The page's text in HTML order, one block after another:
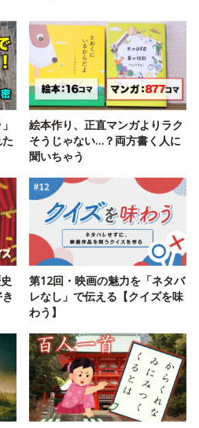
絵本作り、正直マンガよりラク
そうじゃない…？両方書く人に
聞いちゃう
第12回・映画の魅力を「ネタバ
レなし」で伝える【クイズを味
わう】